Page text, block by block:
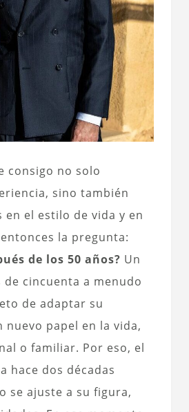
consigo no solo
sino también
en el estilo de vida y en
la pregunta:
de los 50 años? Un
de cincuenta a menudo
de adaptar su
nuevo papel en la vida,
o familiar. Por eso, el
hace dos décadas
se ajuste a su figura,